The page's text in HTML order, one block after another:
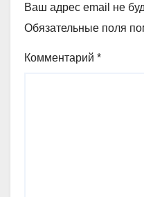
Ваш адрес email не
Обязательные поля
Комментарий *